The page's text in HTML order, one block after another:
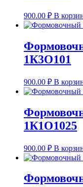
900.00 ₽ В
1К3О101
900.00 ₽ В
1К1О1025
900.00 ₽ В